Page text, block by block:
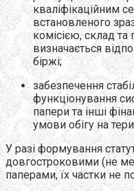
кваліфікаційним
встановленого
комісією, склад
визначається
біржі;
забезпечення
функціонування
папери та інші
умови обігу на
У разі формування
довгостроковими (не
паперами, їх частки не